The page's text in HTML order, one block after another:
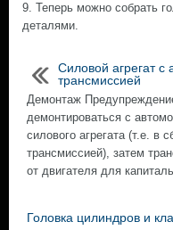
9. Теперь можно собрать
деталями.
Силовой агрегат с
трансмиссией
Демонтаж
демонтироваться с
силового агрегата (т.е. в
трансмиссией), затем
от двигателя для
Головка цилиндров и